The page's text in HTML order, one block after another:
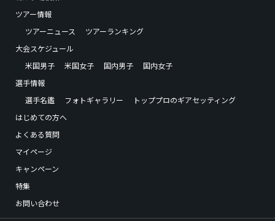
ツアー情報
ツアーニュース
ツアーランキング
大会スケジュール
米国男子
米国女子 国内男子
国内女子
選手情報
選手名鑑
フォトギャラリー
トッププロのギアセッティング
はじめての方へ
よくある質問
マイページ
キャンペーン
特集
お問い合わせ